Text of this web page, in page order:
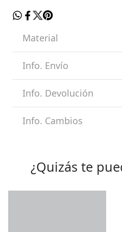
Material
Info. Envío
Info. Devolución
Info. Cambios
¿Quizás te